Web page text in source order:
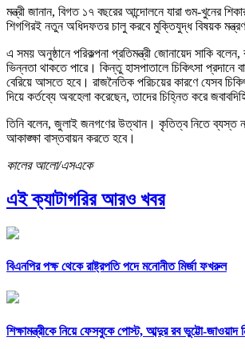
মন্ত্রী জানান, বিগত ১৭ বছরের আন্দোলনে যারা গুম-খুনের
শিগগিরই নতুন অধিদফতর চালু করবে মুক্তিযুদ্ধ বিষয়ক
এ সময় অনুষ্ঠানে পরিকল্পনা প্রতিমন্ত্রী জোনায়েদ সাকি বলেন,
ভিন্নতা থাকতে পারে। কিন্তু হাসপাতালে চিকিৎসা প্রদানে
বেরিয়ে আসতে হবে। রাজনৈতিক পরিচয়ের কারণে যেসব
দিয়ে কর্তব্যে অবহেলা করেছেন, তাদের চিহ্নিত করে
তিনি বলেন, জুলাই জনগণের উত্থান। কৃতিত্ব নিতে ব্যস্ত
আকাঙ্ক্ষা বাস্তবায়ন করতে হবে।
কালের আলো/এসএকে
এই ক্যাটাগরির আরও খবর
বিএনপির পক্ষ থেকে রাষ্ট্রপতি পদে মনোনীত মির্জা ফখরুল
শিক্ষামন্ত্রীকে নিয়ে ফেসবুকে পোস্ট, আব্দুর রব ভুট্টো-জাওয়াদ